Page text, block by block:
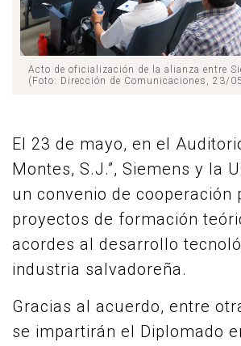
Acto de oficialización de la alianza entre
(Foto: Dirección de Comunicaciones, 23/
El 23 de mayo, en el
Montes, S.J.”, Siemens y la
un convenio de cooperación
proyectos de formación
acordes al desarrollo
industria salvadoreña.
Gracias al acuerdo, entre
se impartirán el Diplomado